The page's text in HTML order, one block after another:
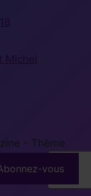
- Thème
vous